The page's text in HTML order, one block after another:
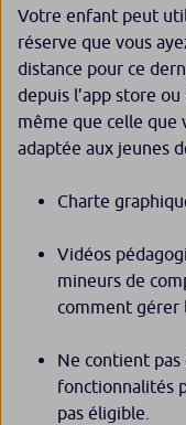
Votre enfant peut
réserve que vous
distance pour ce
depuis l’app store
même que celle que
adaptée aux jeunes
Charte
Vidéos
mineurs de
comment gérer
Ne contient pas
fonctionnalités
pas éligible.